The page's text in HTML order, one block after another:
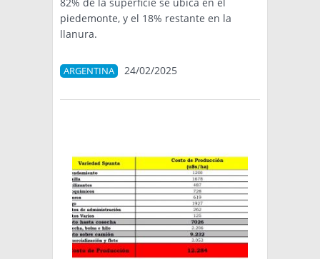
piedemonte, y el 18% restante en la
llanura.
ARGENTINA 24/02/2025